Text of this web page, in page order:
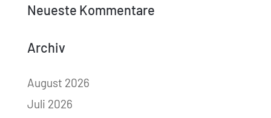
Neueste Kommentare
Archiv
August 2026
Juli 2026